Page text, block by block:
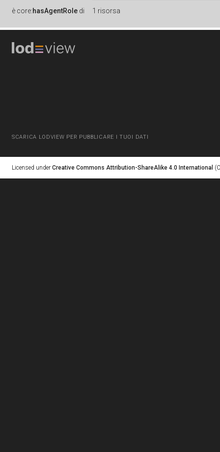
è core:hasAgentRole di 1 risorsa
SCARICA LODVIEW PER PUBBLICARE I TUOI DATI
Licensed under Creative Commons Attribution-ShareAlike 4.0 International